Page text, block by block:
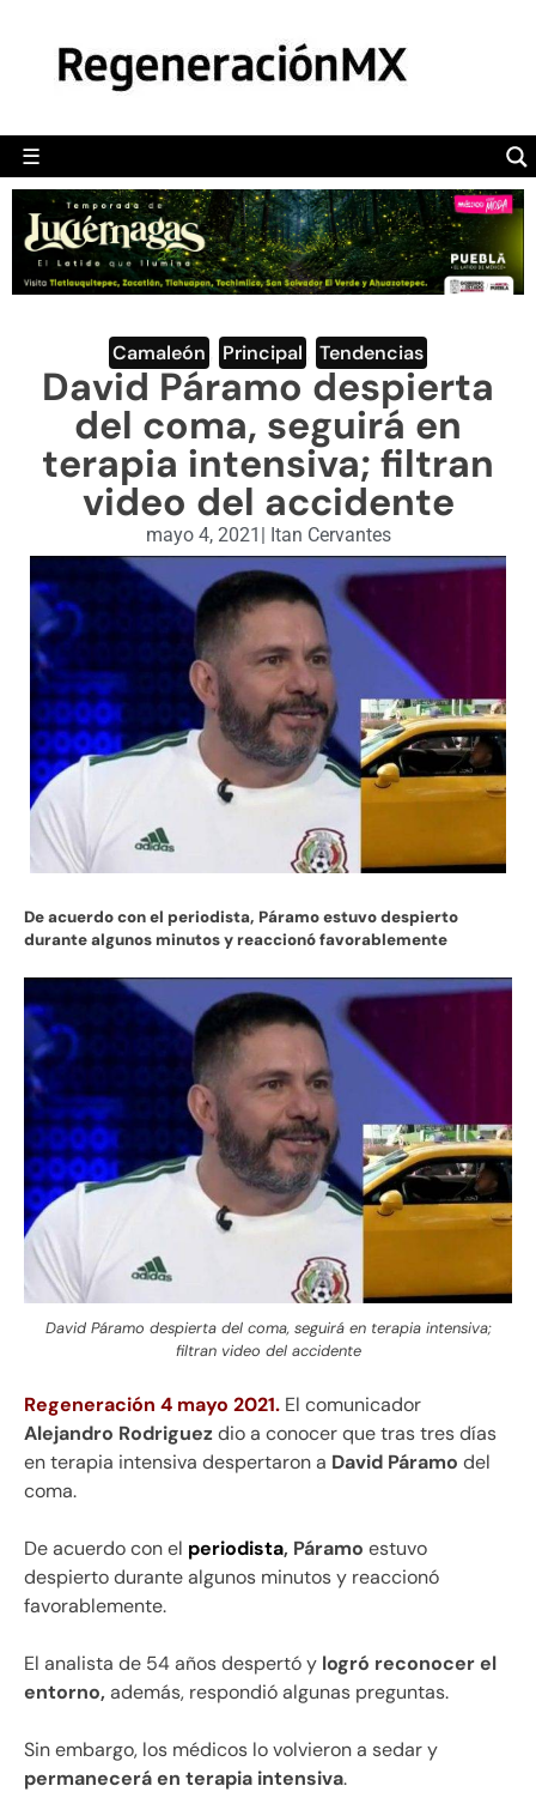
☰
POLÍTICA
CAMALEÓN
OPINIÓN
DEPORTES
ENGLISH SECTION
VIDEOS
Camaleón Principal Tendencias
David Páramo despierta
del coma, seguirá en
terapia intensiva; filtran
video del accidente
mayo 4, 2021 | Itan Cervantes
De acuerdo con el periodista, Páramo estuvo despierto
durante algunos minutos y reaccionó favorablemente
David Páramo despierta del coma, seguirá en terapia intensiva;
filtran video del accidente
Regeneración 4 mayo 2021. El comunicador
Alejandro Rodriguezdio a conocer que tras tres días
en terapia intensiva despertaron a David Páramo del
coma.
De acuerdo con el periodista, Páramo estuvo
despierto durante algunos minutos y reaccionó
favorablemente.
El analista de 54 años despertó y logró reconocer el
entorno, además, respondió algunas preguntas.
Sin embargo, los médicos lo volvieron a sedar y
permanecerá en terapia intensiva.